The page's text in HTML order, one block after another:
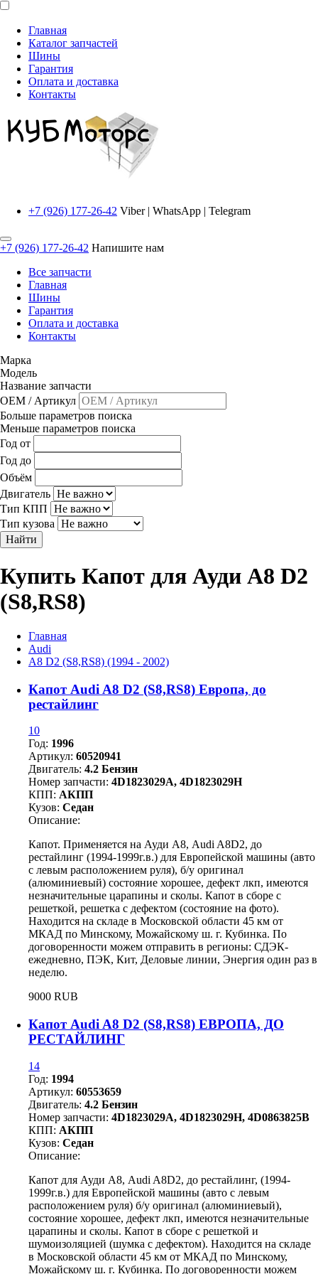
Главная
Каталог запчастей
Шины
Гарантия
Оплата и доставка
Контакты
+7 (926) 177-26-42 Viber | WhatsApp | Telegram
+7 (926) 177-26-42 Напишите нам
Все запчасти
Главная
Шины
Гарантия
Оплата и доставка
Контакты
Марка
Модель
Название запчасти
OEM / Артикул
Больше параметров поиска
Меньше параметров поиска
Год от
Год до
Объём
Двигатель
Тип КПП
Тип кузова
Найти
Купить Капот для Ауди A8 D2
(S8,RS8)
Главная
Audi
A8 D2 (S8,RS8) (1994 - 2002)
Капот Audi A8 D2 (S8,RS8) Европа, до
рестайлинг
10
Год: 1996
Артикул: 60520941
Двигатель: 4.2 Бензин
Номер запчасти: 4D1823029A, 4D1823029H
КПП: АКПП
Кузов: Седан
Описание:
Капот. Применяется на Ауди А8, Audi A8D2, до
рестайлинг (1994-1999г.в.) для Европейской машины (авто
с левым расположением руля), б/у оригинал
(алюминиевый) состояние хорошее, дефект лкп, имеются
незначительные царапины и сколы. Капот в сборе с
решеткой, решетка с дефектом (состояние на фото).
Находится на складе в Московской области 45 км от
МКАД по Минскому, Можайскому ш. г. Кубинка. По
договоренности можем отправить в регионы: СДЭК-
ежедневно, ПЭК, Кит, Деловые линии, Энергия один раз в
неделю.
9000 RUB
Капот Audi A8 D2 (S8,RS8) ЕВРОПА, ДО
РЕСТАЙЛИНГ
14
Год: 1994
Артикул: 60553659
Двигатель: 4.2 Бензин
Номер запчасти: 4D1823029A, 4D1823029H, 4D0863825B
КПП: АКПП
Кузов: Седан
Описание:
Капот для Ауди А8, Audi A8D2, до рестайлинг, (1994-
1999г.в.) для Европейской машины (авто с левым
расположением руля) б/у оригинал (алюминиевый),
состояние хорошее, дефект лкп, имеются незначительные
царапины и сколы. Капот в сборе с решеткой и
шумоизоляцией (шумка с дефектом). Находится на складе
в Московской области 45 км от МКАД по Минскому,
Можайскому ш. г. Кубинка. По договоренности можем